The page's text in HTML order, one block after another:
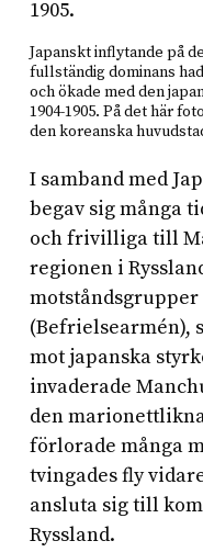
Japanskt inflytande på
fullständig dominans
och ökade med den
1904-1905. På det här
den koreanska
I samband med
begav sig många
och frivilliga till
regionen i
(Befrielsearmén),
mot japanska
invaderade
den
förlorade många
tvingades fly
ansluta sig till
Ryssland.